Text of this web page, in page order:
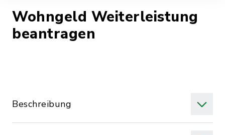
Wohngeld Weiterleistung
beantragen
Beschreibung